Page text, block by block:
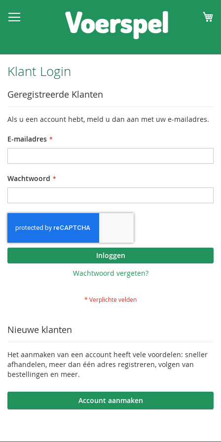
Klant Login
Geregistreerde Klanten
Als u een account hebt, meld u dan aan met uw e-mailadres.
E-mailadres
Wachtwoord
Inloggen
Wachtwoord vergeten?
Nieuwe klanten
Het aanmaken van een account heeft vele voordelen: sneller
afhandelen, meer dan één adres registreren, volgen van
bestellingen en meer.
Account aanmaken